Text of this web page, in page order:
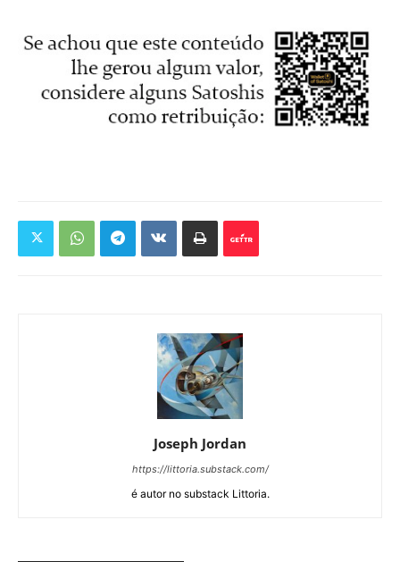
Joseph Jordan
https://littoria.substack.com/
é autor no substack Littoria.